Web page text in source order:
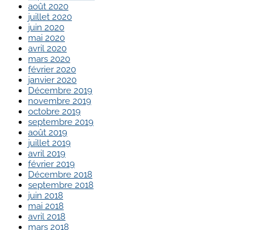
août 2020
juillet 2020
juin 2020
mai 2020
avril 2020
mars 2020
février 2020
janvier 2020
Décembre 2019
novembre 2019
octobre 2019
septembre 2019
août 2019
juillet 2019
avril 2019
février 2019
Décembre 2018
septembre 2018
juin 2018
mai 2018
avril 2018
mars 2018